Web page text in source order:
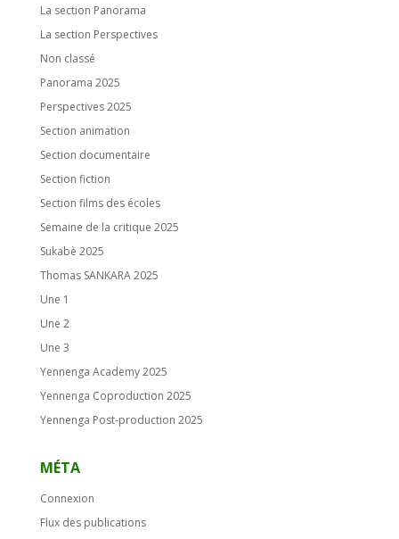
La section Panorama
La section Perspectives
Non classé
Panorama 2025
Perspectives 2025
Section animation
Section documentaire
Section fiction
Section films des écoles
Semaine de la critique 2025
Sukabè 2025
Thomas SANKARA 2025
Une 1
Une 2
Une 3
Yennenga Academy 2025
Yennenga Coproduction 2025
Yennenga Post-production 2025
MÉTA
Connexion
Flux des publications